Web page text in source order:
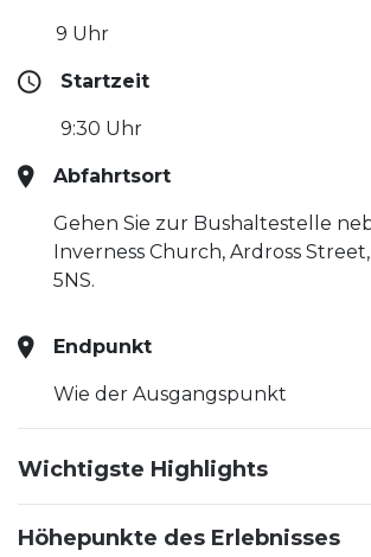
9 Uhr
Startzeit
9:30 Uhr
Abfahrtsort
Gehen Sie zur Bushaltestelle
Inverness Church, Ardross
5NS.
Endpunkt
Wie der Ausgangspunkt
Wichtigste Highlights
Höhepunkte des Erlebnisses